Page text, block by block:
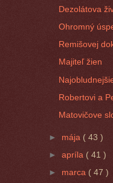
Dezolátova
Ohromný
Remišovej
Majiteľ žien
Robertovi a
Matovičove
► mája ( 43 )
►apríla ( 41 )
► marca ( 47 )